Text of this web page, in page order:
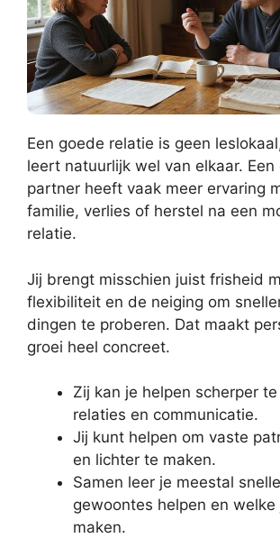
Een goede relatie is geen
leert natuurlijk wel van elkaar. Een
partner heeft vaak meer ervaring
familie, verlies of herstel na een
relatie.
Jij brengt misschien juist frisheid
flexibiliteit en de neiging om
dingen te proberen. Dat maakt
groei heel concreet.
Zij kan je helpen scherper
relaties en communicatie.
Jij kunt helpen om vaste
en lichter te maken.
Samen leer je meestal
gewoontes helpen en
maken.